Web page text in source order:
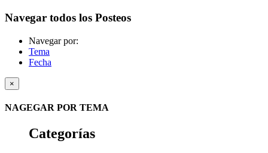
Navegar todos los Posteos
Navegar por:
Tema
Fecha
×
NAGEGAR POR TEMA
Categorías